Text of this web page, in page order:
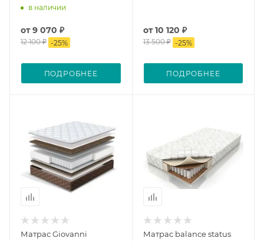
в наличии
от9 070 ₽
12 100 ₽ -25%
ПОДРОБНЕЕ
от10 120 ₽
13 500 ₽ -25%
ПОДРОБНЕЕ
Матрас Giovanni
Матрас balance status